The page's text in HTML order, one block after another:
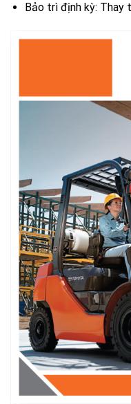
Bảo trì định kỳ: Thay